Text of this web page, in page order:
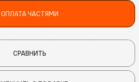
ОПЛАТА ЧАСТЯМИ
СРАВНИТЬ